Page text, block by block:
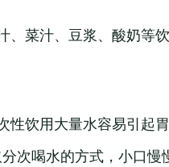
、菜汁、豆浆、酸奶等
性饮用大量水容易引起
次喝水的方式，小口慢